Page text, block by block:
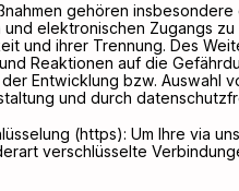
gehören
und elektronischen Zugangs
und ihrer Trennung. Des
Reaktionen auf die
Entwicklung bzw. Auswahl
und durch
(https): Um Ihre via
verschlüsselte